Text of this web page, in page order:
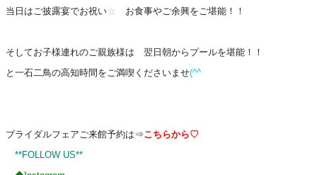
当日はご披露宴でお祝い☆ お食事やご余興をご堪能！！
そしてお子様連れのご親族様は 翌日朝からプールを堪能！！
と一石二鳥の高知時間をご満喫くださいませ(^^ゞ
ブライダルフェアご来館予約は⇒こちらから♡
**FOLLOW US**